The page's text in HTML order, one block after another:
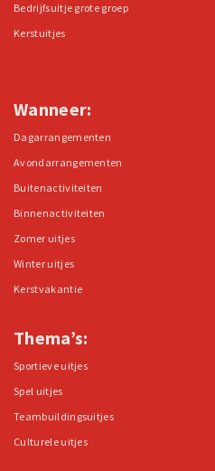
Bedrijfsuitje grote groep
Kerstuitjes
Wanneer:
Dagarrangementen
Avondarrangementen
Buitenactiviteiten
Binnenactiviteiten
Zomer uitjes
Winter uitjes
Kerstvakantie
Thema’s:
Sportieve uitjes
Spel uitjes
Teambuildingsuitjes
Culturele uitjes